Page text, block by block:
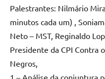
Palestrantes: Nilmário
minutos cada um) ,
Neto – MST, Reginaldo
Presidente da CPI Contra
Negros,